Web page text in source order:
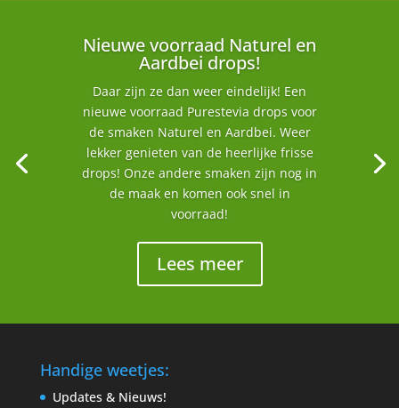
Nieuwe voorraad Naturel en
Aardbei drops!
Daar zijn ze dan weer eindelijk! Een
nieuwe voorraad Purestevia drops voor
de smaken Naturel en Aardbei. Weer
lekker genieten van de heerlijke frisse
drops! Onze andere smaken zijn nog in
de maak en komen ook snel in
voorraad!
Lees meer
Handige weetjes:
Updates & Nieuws!